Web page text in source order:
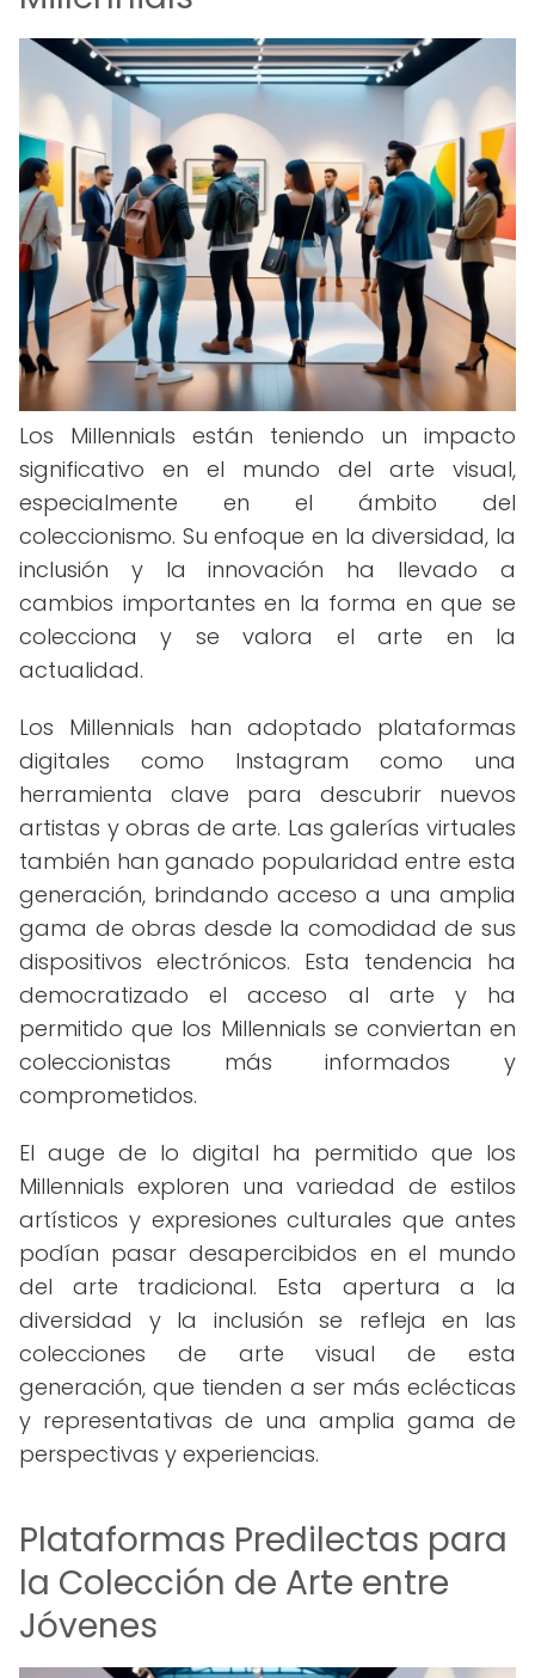
Los Millennials están teniendo un impacto
significativo en el mundo del arte visual,
especialmente en el ámbito del
coleccionismo. Su enfoque en la diversidad, la
inclusión y la innovación ha llevado a
cambios importantes en la forma en que se
colecciona y se valora el arte en la
actualidad.
Los Millennials han adoptado plataformas
digitales como Instagram como una
herramienta clave para descubrir nuevos
artistas y obras de arte. Las galerías virtuales
también han ganado popularidad entre esta
generación, brindando acceso a una amplia
gama de obras desde la comodidad de sus
dispositivos electrónicos. Esta tendencia ha
democratizado el acceso al arte y ha
permitido que los Millennials se conviertan en
coleccionistas más informados y
comprometidos.
El auge de lo digital ha permitido que los
Millennials exploren una variedad de estilos
artísticos y expresiones culturales que antes
podían pasar desapercibidos en el mundo
del arte tradicional. Esta apertura a la
diversidad y la inclusión se refleja en las
colecciones de arte visual de esta
generación, que tienden a ser más eclécticas
y representativas de una amplia gama de
perspectivas y experiencias.
Plataformas Predilectas para
la Colección de Arte entre
Jóvenes